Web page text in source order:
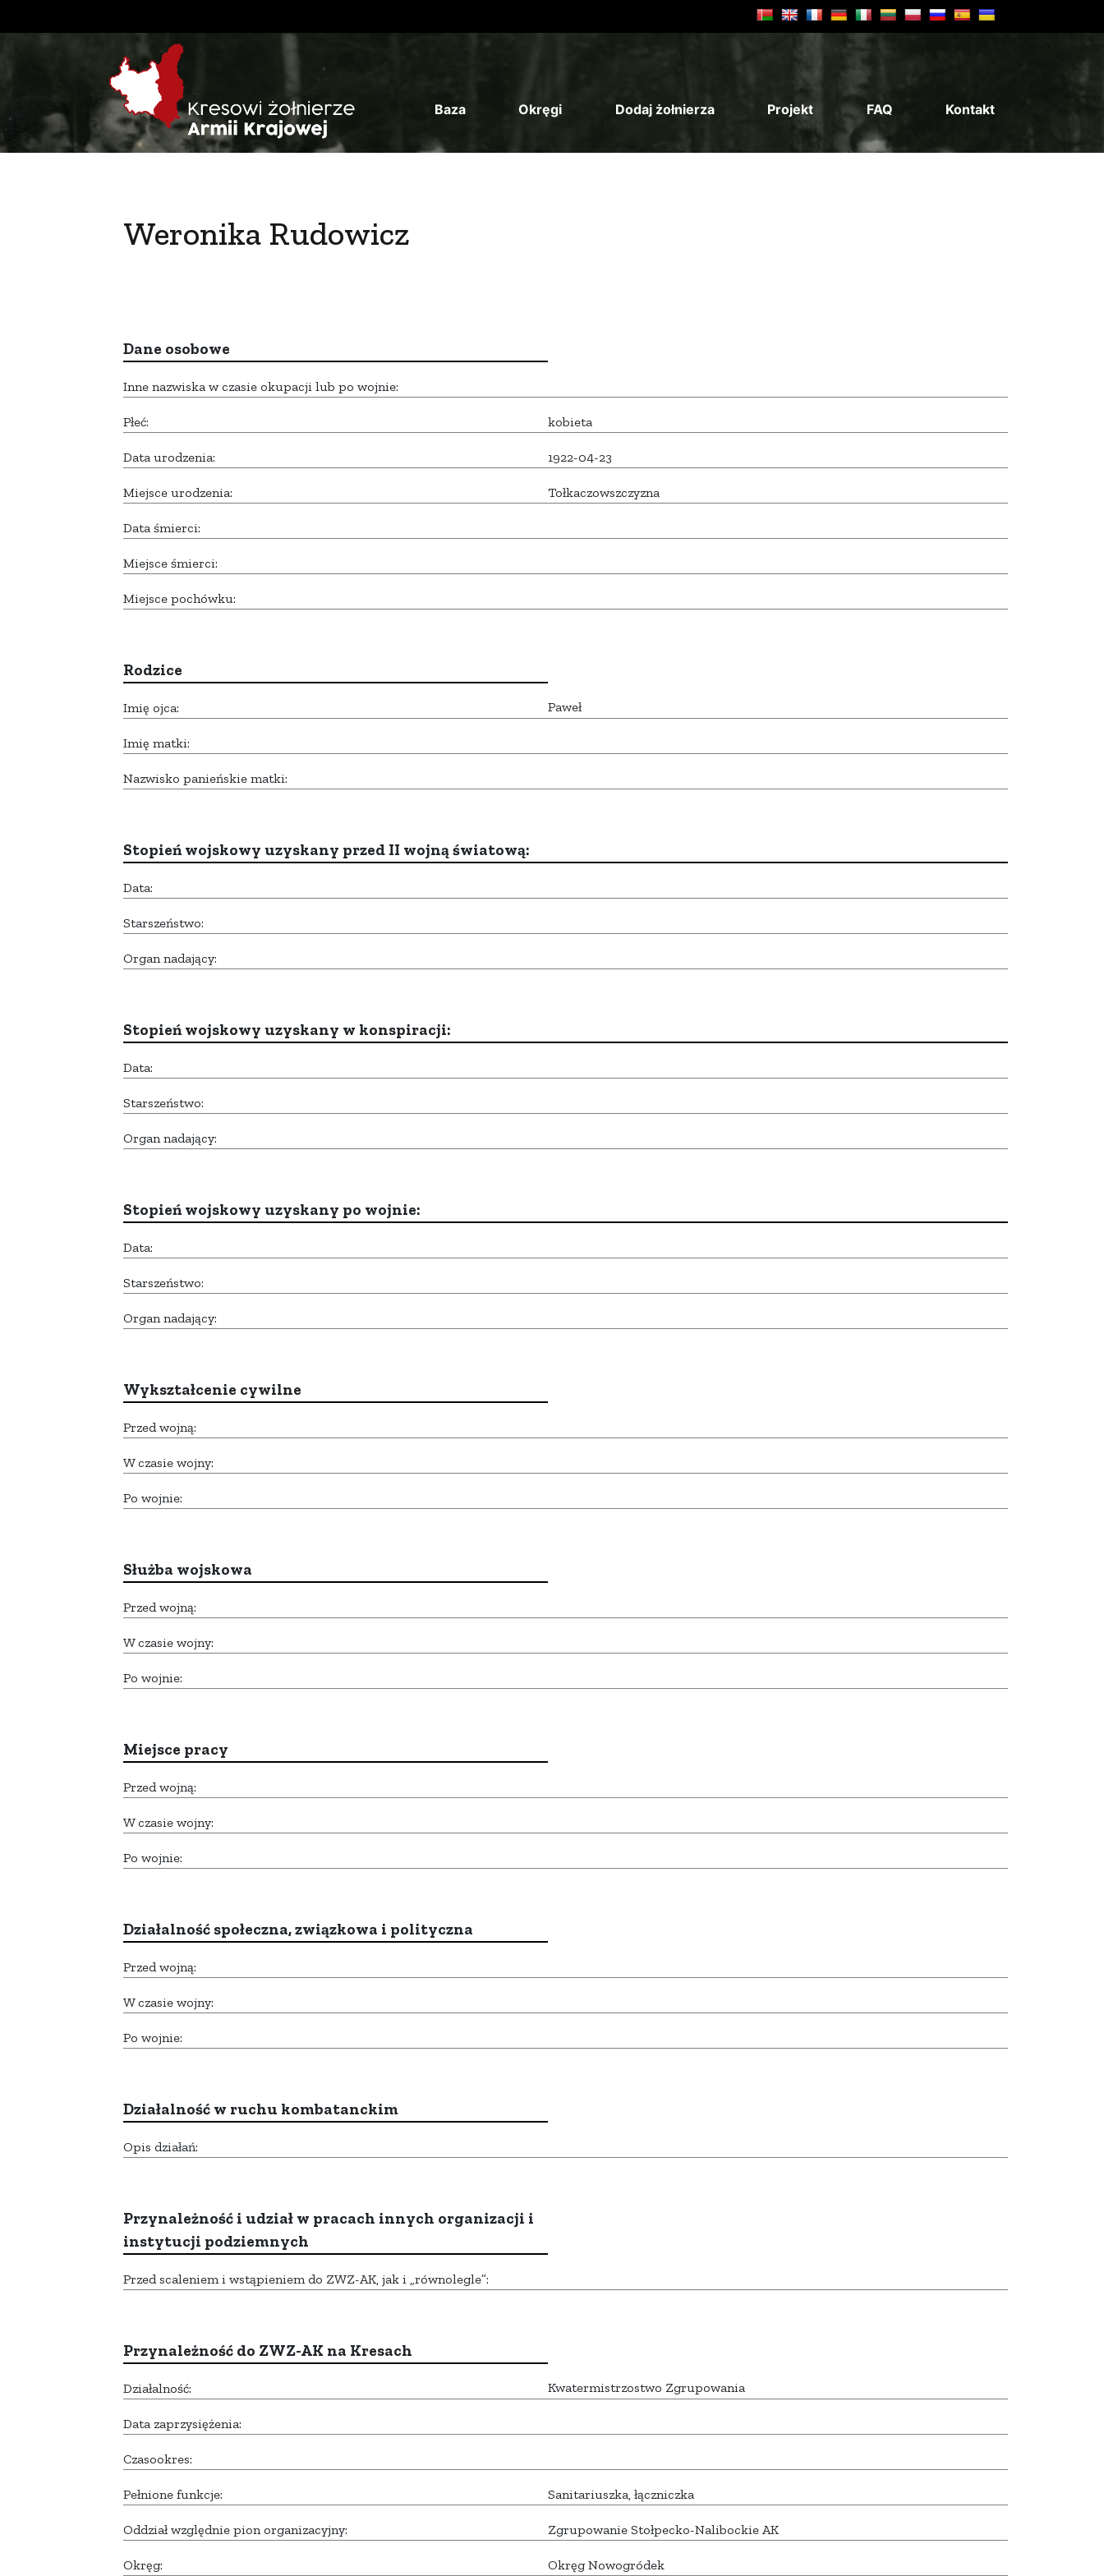
Baza Okręgi Dodaj żołnierza Projekt FAQ Kontakt
Weronika Rudowicz
Dane osobowe
Inne nazwiska w czasie okupacji lub po wojnie:
Płeć: kobieta
Data urodzenia: 1922-04-23
Miejsce urodzenia: Tołkaczowszczyzna
Data śmierci:
Miejsce śmierci:
Miejsce pochówku:
Rodzice
Imię ojca: Paweł
Imię matki:
Nazwisko panieńskie matki:
Stopień wojskowy uzyskany przed II wojną światową:
Data:
Starszeństwo:
Organ nadający:
Stopień wojskowy uzyskany w konspiracji:
Data:
Starszeństwo:
Organ nadający:
Stopień wojskowy uzyskany po wojnie:
Data:
Starszeństwo:
Organ nadający:
Wykształcenie cywilne
Przed wojną:
W czasie wojny:
Po wojnie:
Służba wojskowa
Przed wojną:
W czasie wojny:
Po wojnie:
Miejsce pracy
Przed wojną:
W czasie wojny:
Po wojnie:
Działalność społeczna, związkowa i polityczna
Przed wojną:
W czasie wojny:
Po wojnie:
Działalność w ruchu kombatanckim
Opis działań:
Przynależność i udział w pracach innych organizacji i
instytucji podziemnych
Przed scaleniem i wstąpieniem do ZWZ-AK, jak i „równolegle”:
Przynależność do ZWZ-AK na Kresach
Działalność: Kwatermistrzostwo Zgrupowania
Data zaprzysiężenia:
Czasookres:
Pełnione funkcje: Sanitariuszka, łączniczka
Oddział względnie pion organizacyjny: Zgrupowanie Stołpecko-Nalibockie AK
Okręg: Okręg Nowogródek